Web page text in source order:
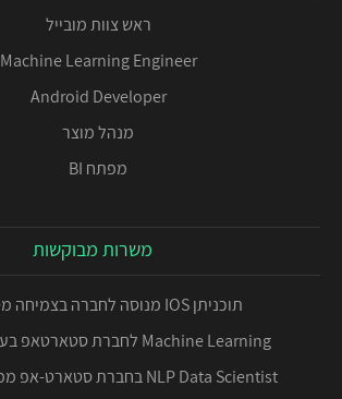
ראש צוות מובייל
Machine Learning Engineer
Android Developer
מנהל מוצר
מפתח BI
משרות מבוקשות
תוכניתן IOS מנוסה לחברה בצמיחה מטאורית
Machine Learning לחברת סטארטאפ בעולם הרפואי
NLP Data Scientist בחברת סטארט-אפ ממומנת ויציבה